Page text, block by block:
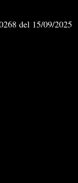
del 15/09/2025